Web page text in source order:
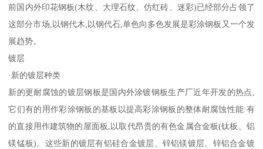
前国内外印花钢板(木纹、大理石纹、仿红砖、迷彩)已经部分占领了
这部分市场,以钢代木,以钢代石,单色向多色发展是彩涂钢板又一个发
展趋势。
镀层
·新的镀层种类
新的更耐腐蚀的镀层钢板是国内外涂镀钢板生产厂近年开发的热点,
它们有的用作彩涂钢板的基板以提高彩涂钢板的整体耐腐蚀性能:有
的直接用作建筑物的屋面板,以取代昂贵的有色金属合金板(钛板、铝
镁锰板)。这些新的镀层有铝硅合金镀层、锌铝镁镀层、锌铝合金镀